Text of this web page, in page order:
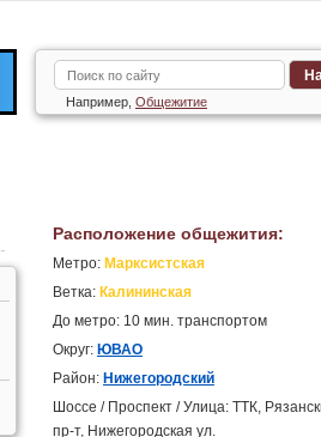
Например, Общежитие
Расположение общежития:
Метро: Марксистская
Ветка: Калининская
До метро: 10 мин. транспортом
Округ: ЮВАО
Район: Нижегородский
Шоссе / Проспект / Улица: ТТК,
пр-т, Нижегородская ул.